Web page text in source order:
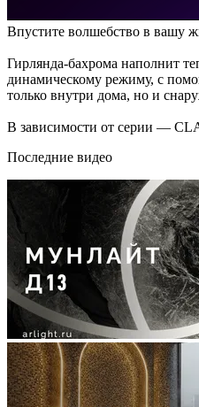
Впустите волшебство в вашу
Гирлянда-бахрома наполнит
динамическому режиму, с
только внутри дома, но и
В зависимости от серии —
Последние видео